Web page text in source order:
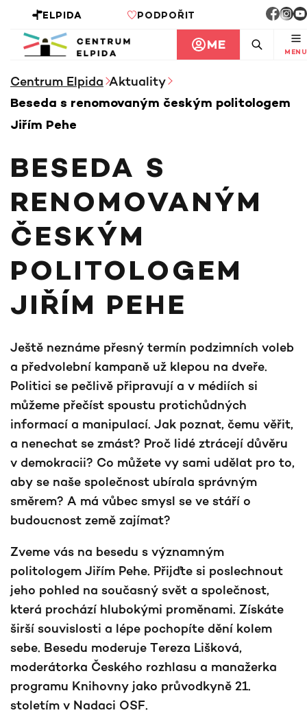
ELPIDA PODPOŘIT
ME MENU
Centrum Elpida Aktuality
Beseda s renomovaným českým politologem
Jiřím Pehe
BESEDA S
RENOMOVANÝM
ČESKÝM
POLITOLOGEM
JIŘÍM PEHE
Ještě neznáme přesný termín podzimních voleb
a předvolební kampaně už klepou na dveře.
Politici se pečlivě připravují a v médiích si
můžeme přečíst spoustu protichůdných
informací a manipulací. Jak poznat, čemu věřit,
a nenechat se zmást?​ Proč lidé ztrácejí důvěru
v demokracii? Co můžete vy sami udělat pro to,
aby se naše společnost ubírala správným
směrem? A má vůbec smysl se ve stáří o
budoucnost země zajímat?​
Zveme vás na besedu s významným
politologem Jiřím Pehe. Přijďte si poslechnout
jeho pohled na současný svět a společnost,
která prochází hlubokými proměnami. Získáte
širší souvislosti a lépe pochopíte dění kolem
sebe.​ Besedu moderuje Tereza Lišková,
moderátorka Českého rozhlasu a manažerka
programu Knihovny jako průvodkyně 21.
stoletím v Nadaci OSF.